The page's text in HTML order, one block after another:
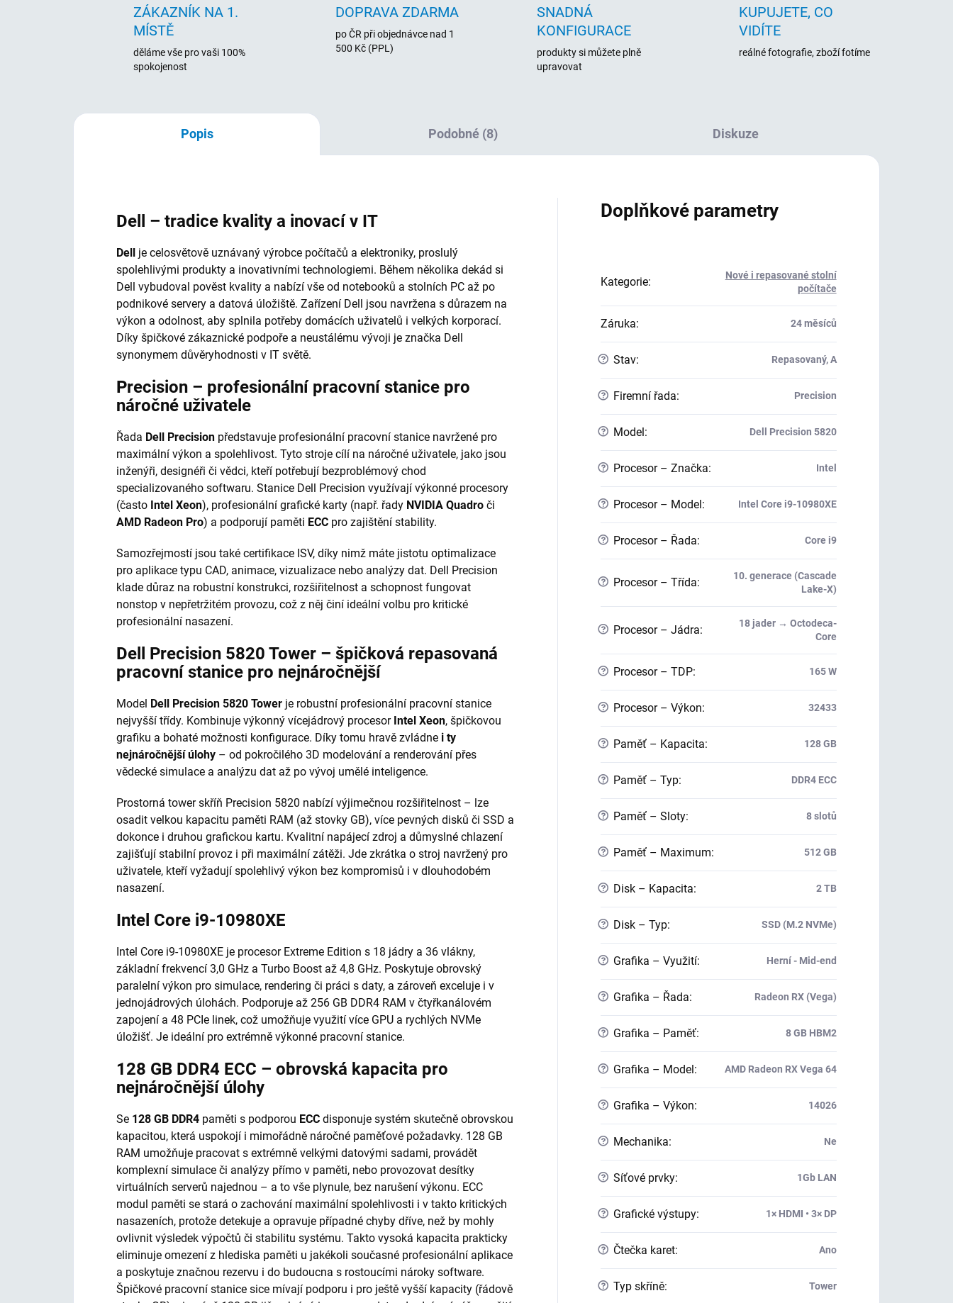
ZÁKAZNÍK NA 1.
MÍSTĚ
děláme vše pro vaši 100%
spokojenost
DOPRAVA ZDARMA
po ČR při objednávce nad 1
500 Kč (PPL)
SNADNÁ
KONFIGURACE
produkty si můžete plně
upravovat
KUPUJETE, CO
VIDÍTE
reálné fotografie, zboží fotíme
Popis Podobné (8) Diskuze
Dell – tradice kvality a inovací v IT
Dell je celosvětově uznávaný výrobce počítačů a elektroniky, proslulý
spolehlivými produkty a inovativními technologiemi. Během několika dekád si
Dell vybudoval pověst kvality a nabízí vše od notebooků a stolních PC až po
podnikové servery a datová úložiště. Zařízení Dell jsou navržena s důrazem na
výkon a odolnost, aby splnila potřeby domácích uživatelů i velkých korporací.
Díky špičkové zákaznické podpoře a neustálému vývoji je značka Dell
synonymem důvěryhodnosti v IT světě.
Precision – profesionální pracovní stanice pro
náročné uživatele
Řada Dell Precision představuje profesionální pracovní stanice navržené pro
maximální výkon a spolehlivost. Tyto stroje cílí na náročné uživatele, jako jsou
inženýři, designéři či vědci, kteří potřebují bezproblémový chod
specializovaného softwaru. Stanice Dell Precision využívají výkonné procesory
(často Intel Xeon), profesionální grafické karty (např. řady NVIDIA Quadro či
AMD Radeon Pro) a podporují paměti ECC pro zajištění stability.
Samozřejmostí jsou také certifikace ISV, díky nimž máte jistotu optimalizace
pro aplikace typu CAD, animace, vizualizace nebo analýzy dat. Dell Precision
klade důraz na robustní konstrukci, rozšiřitelnost a schopnost fungovat
nonstop v nepřetržitém provozu, což z něj činí ideální volbu pro kritické
profesionální nasazení.
Dell Precision 5820 Tower – špičková repasovaná
pracovní stanice pro nejnáročnější
Model Dell Precision 5820 Tower je robustní profesionální pracovní stanice
nejvyšší třídy. Kombinuje výkonný vícejádrový procesor Intel Xeon, špičkovou
grafiku a bohaté možnosti konfigurace. Díky tomu hravě zvládne i ty
nejnáročnější úlohy – od pokročilého 3D modelování a renderování přes
vědecké simulace a analýzu dat až po vývoj umělé inteligence.
Prostorná tower skříň Precision 5820 nabízí výjimečnou rozšiřitelnost – lze
osadit velkou kapacitu paměti RAM (až stovky GB), více pevných disků či SSD a
dokonce i druhou grafickou kartu. Kvalitní napájecí zdroj a důmyslné chlazení
zajišťují stabilní provoz i při maximální zátěži. Jde zkrátka o stroj navržený pro
uživatele, kteří vyžadují spolehlivý výkon bez kompromisů i v dlouhodobém
nasazení.
Intel Core i9-10980XE
Intel Core i9-10980XE je procesor Extreme Edition s 18 jádry a 36 vlákny,
základní frekvencí 3,0 GHz a Turbo Boost až 4,8 GHz. Poskytuje obrovský
paralelní výkon pro simulace, rendering či práci s daty, a zároveň exceluje i v
jednojádrových úlohách. Podporuje až 256 GB DDR4 RAM v čtyřkanálovém
zapojení a 48 PCIe linek, což umožňuje využití více GPU a rychlých NVMe
úložišť. Je ideální pro extrémně výkonné pracovní stanice.
128 GB DDR4 ECC – obrovská kapacita pro
nejnáročnější úlohy
Se 128 GB DDR4 paměti s podporou ECC disponuje systém skutečně obrovskou
kapacitou, která uspokojí i mimořádně náročné paměťové požadavky. 128 GB
RAM umožňuje pracovat s extrémně velkými datovými sadami, provádět
komplexní simulace či analýzy přímo v paměti, nebo provozovat desítky
virtuálních serverů najednou – a to vše plynule, bez narušení výkonu. ECC
modul paměti se stará o zachování maximální spolehlivosti i v takto kritických
nasazeních, protože detekuje a opravuje případné chyby dříve, než by mohly
ovlivnit výsledek výpočtů či stabilitu systému. Takto vysoká kapacita prakticky
eliminuje omezení z hlediska paměti u jakékoli současné profesionální aplikace
a poskytuje značnou rezervu i do budoucna s rostoucími nároky software.
Špičkové pracovní stanice sice mívají podporu i pro ještě vyšší kapacity (řádově
Doplňkové parametry
Kategorie:
Nové i repasované stolní
počítače
Záruka: 24 měsíců
? Stav: Repasovaný, A
? Firemní řada: Precision
? Model : Dell Precision 5820
? Procesor – Značka: Intel
? Procesor – Model : Intel Core i9-10980XE
? Procesor – Řada: Core i9
? Procesor – Třída:
10. generace (Cascade
Lake-X)
? Procesor – Jádra:
18 jader → Octodeca-
Core
? Procesor – TDP: 165 W
? Procesor – Výkon: 32433
? Paměť – Kapacita: 128 GB
? Paměť – Typ: DDR4 ECC
? Paměť – Sloty: 8 slotů
? Paměť – Maximum: 512 GB
? Disk – Kapacita: 2 TB
? Disk – Typ: SSD (M.2 NVMe)
? Grafika – Využití: Herní - Mid-end
? Grafika – Řada: Radeon RX (Vega)
? Grafika – Paměť: 8 GB HBM2
? Grafika – Model : AMD Radeon RX Vega 64
? Grafika – Výkon: 14026
? Mechanika: Ne
? Síťové prvky: 1Gb LAN
? Grafické výstupy: 1× HDMI • 3× DP
? Čtečka karet: Ano
? Typ skříně: Tower